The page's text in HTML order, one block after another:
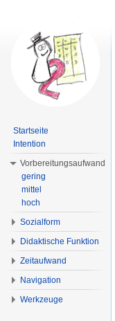
Startseite
Intention
Vorbereitungsaufwand
gering
mittel
hoch
Sozialform
Didaktische Funktion
Zeitaufwand
Navigation
Werkzeuge